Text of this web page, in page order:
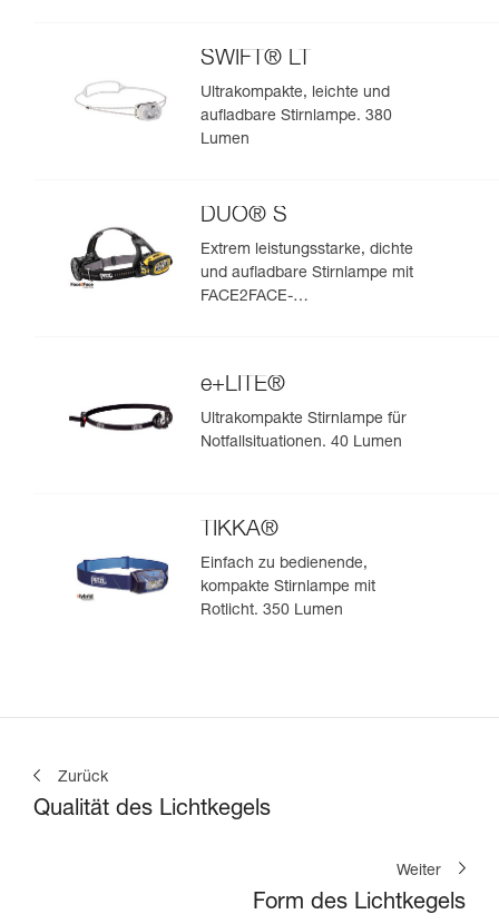
SWIFT® LT
Ultrakompakte, leichte und
aufladbare Stirnlampe. 380
Lumen
DUO® S
Extrem leistungsstarke, dichte
und aufladbare Stirnlampe mit
FACE2FACE-
e+LITE®
Ultrakompakte Stirnlampe für
Notfallsituationen. 40 Lumen
TIKKA®
Einfach zu bedienende,
kompakte Stirnlampe mit
Rotlicht. 350 Lumen
Zurück
Qualität des Lichtkegels
Weiter
Form des Lichtkegels